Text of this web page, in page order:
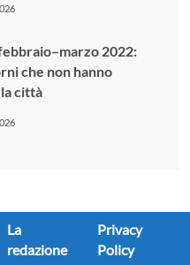
2022:
che non hanno
città
La
redazione
Privacy
Policy